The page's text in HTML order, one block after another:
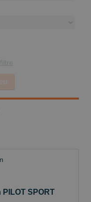
PILOT SPORT